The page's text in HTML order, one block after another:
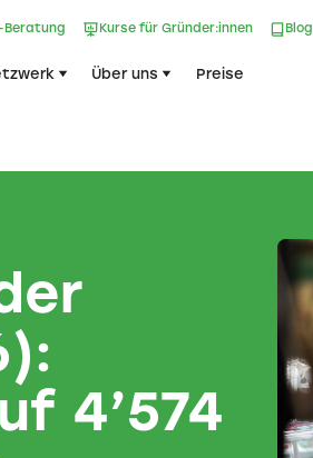
Beratung Kurse für Gründer:innen Blog
Über uns Preise
4’574